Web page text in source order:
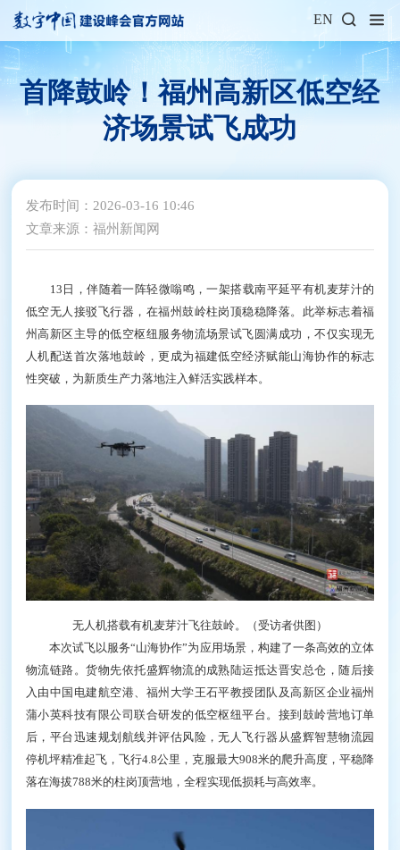
EN
首降鼓岭！福州高新区低空经
济场景试飞成功
发布时间：2026-03-16 10:46
文章来源：福州新闻网
13日，伴随着一阵轻微嗡鸣，一架搭载南平延平有机麦芽汁的
低空无人接驳飞行器，在福州鼓岭柱岗顶稳稳降落。此举标志着福
州高新区主导的低空枢纽服务物流场景试飞圆满成功，不仅实现无
人机配送首次落地鼓岭，更成为福建低空经济赋能山海协作的标志
性突破，为新质生产力落地注入鲜活实践样本。
无人机搭载有机麦芽汁飞往鼓岭。（受访者供图）
本次试飞以服务“山海协作”为应用场景，构建了一条高效的立体
物流链路。货物先依托盛辉物流的成熟陆运抵达晋安总仓，随后接
入由中国电建航空港、福州大学王石平教授团队及高新区企业福州
蒲小英科技有限公司联合研发的低空枢纽平台。接到鼓岭营地订单
后，平台迅速规划航线并评估风险，无人飞行器从盛辉智慧物流园
停机坪精准起飞，飞行4.8公里，克服最大908米的爬升高度，平稳降
落在海拔788米的柱岗顶营地，全程实现低损耗与高效率。